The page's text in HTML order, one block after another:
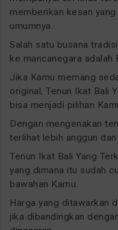
memberikan kesan
umumnya.
Salah satu busana
ke mancanegara adalah
Jika Kamu memang
original, Tenun Ikat Bali
bisa menjadi pilihan
Dengan mengenakan
terlihat lebih anggun
Tenun Ikat Bali Yang
yang dimana itu sudah
bawahan Kamu.
Harga yang ditawarkan
jika dibandingkan